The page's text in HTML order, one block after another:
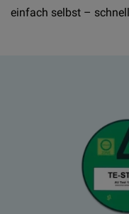
einfach selbst –